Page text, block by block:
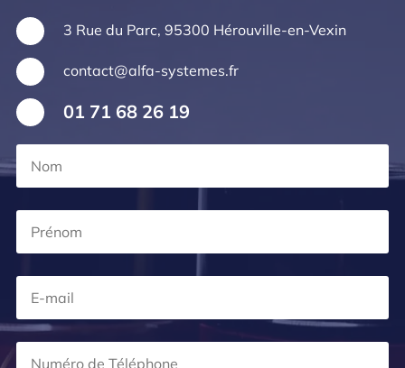
3 Rue du Parc, 95300 Hérouville-en-Vexin
contact@alfa-systemes.fr
01 71 68 26 19